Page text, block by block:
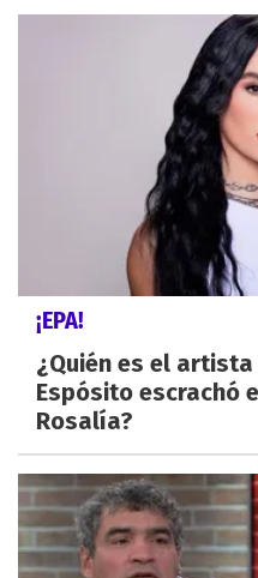
¡EPA!
¿Quién es el
Espósito escrachó
Rosalía?